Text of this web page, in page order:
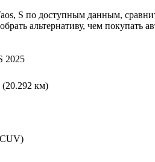
S по доступным данным,
альтернативу, чем покупать
2025
(20.292 км)